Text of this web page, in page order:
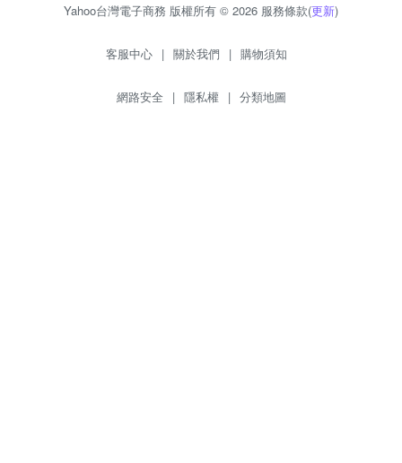
Yahoo台灣電子商務 版權所有 © 2026 服務條款(更新)
客服中心 | 關於我們 | 購物須知
網路安全 | 隱私權 | 分類地圖